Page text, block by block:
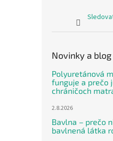
Novinky a blog
Polyuretánová
funguje a prečo
chráničoch
2.8.2026
Bavlna – prečo
bavlnená látka